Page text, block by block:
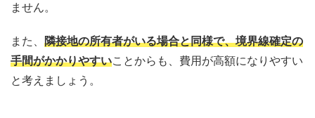
ません。
また、 隣接地の所有者がいる場合と同様で、境界線確定の
手間がかかりやすいことからも、費用が高額になりやすい
と考えましょう。